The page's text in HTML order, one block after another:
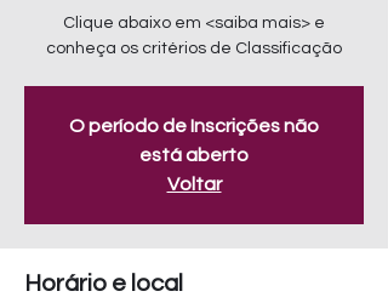
Clique abaixo em <saiba mais> e
conheça os critérios de Classificação
O período de Inscrições não
está aberto
Voltar
Horário e local